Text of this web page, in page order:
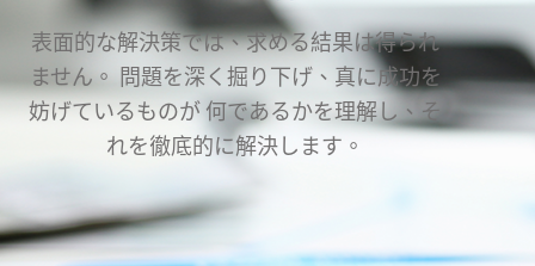
表面的な解決策では、求める結果は得られ
ません。 問題を深く掘り下げ、真に成功を
妨げているものが 何であるかを理解し、そ
れを徹底的に解決します。